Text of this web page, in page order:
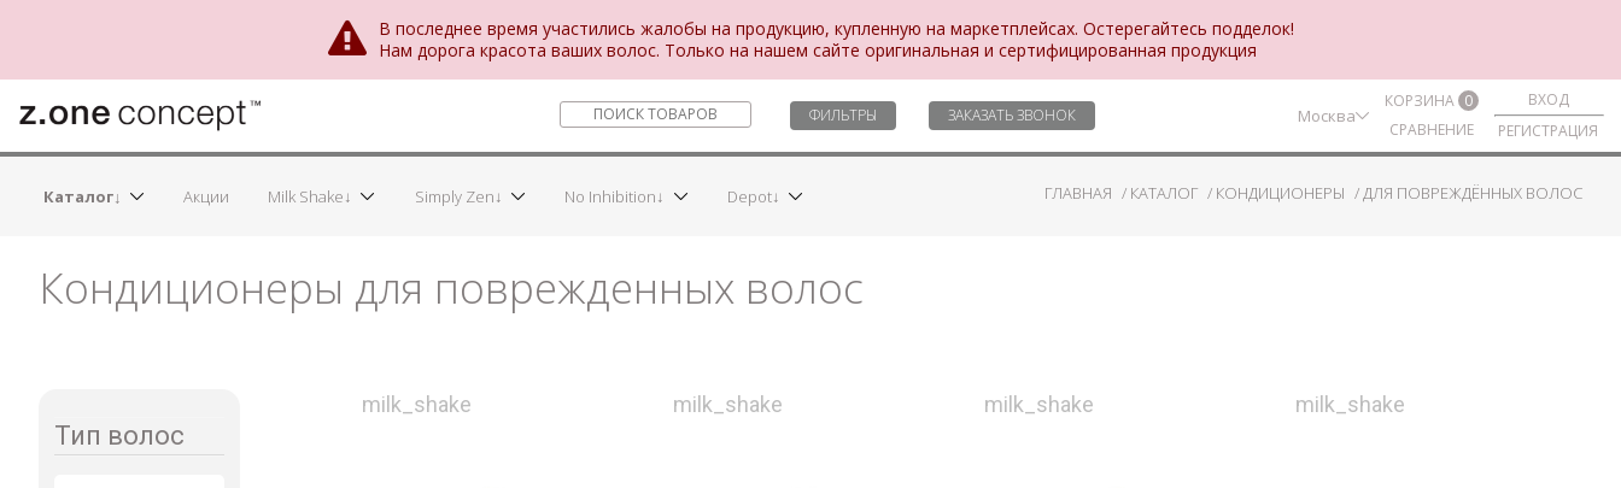
В последнее время участились жалобы на продукцию, купленную на маркетплейсах. Остерегайтесь подделок!
Нам дорога красота ваших волос. Только на нашем сайте оригинальная и сертифицированная продукция
ФИЛЬТРЫ ЗАКАЗАТЬ ЗВОНОК Москва
КОРЗИНА 0
СРАВНЕНИЕ
ВХОД
РЕГИСТРАЦИЯ
Каталог↓ Milk Shake↓ Simply Zen↓ No Inhibition↓ Depot↓
Акции ГЛАВНАЯ КАТАЛОГ КОНДИЦИОНЕРЫ ДЛЯ ПОВРЕЖДЁННЫХ ВОЛОС
Кондиционеры для поврежденных волос
Тип волос
milk_shake milk_shake milk_shake milk_shake